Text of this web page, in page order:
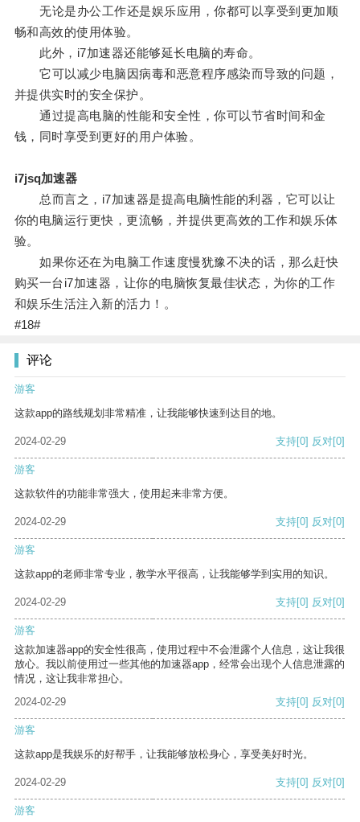
无论是办公工作还是娱乐应用，你都可以享受到更加顺
畅和高效的使用体验。
此外，i7加速器还能够延长电脑的寿命。
它可以减少电脑因病毒和恶意程序感染而导致的问题，
并提供实时的安全保护。
通过提高电脑的性能和安全性，你可以节省时间和金
钱，同时享受到更好的用户体验。
i7jsq加速器
总而言之，i7加速器是提高电脑性能的利器，它可以让
你的电脑运行更快，更流畅，并提供更高效的工作和娱乐体
验。
如果你还在为电脑工作速度慢犹豫不决的话，那么赶快
购买一台i7加速器，让你的电脑恢复最佳状态，为你的工作
和娱乐生活注入新的活力！。
#18#
评论
游客
这款app的路线规划非常精准，让我能够快速到达目的地。
2024-02-29 支持[0] 反对[0]
游客
这款软件的功能非常强大，使用起来非常方便。
2024-02-29 支持[0] 反对[0]
游客
这款app的老师非常专业，教学水平很高，让我能够学到实用的知识。
2024-02-29 支持[0] 反对[0]
游客
这款加速器app的安全性很高，使用过程中不会泄露个人信息，这让我很
放心。我以前使用过一些其他的加速器app，经常会出现个人信息泄露的
情况，这让我非常担心。
2024-02-29
支持[0] 反对[0]
游客
这款app是我娱乐的好帮手，让我能够放松身心，享受美好时光。
2024-02-29 支持[0] 反对[0]
游客